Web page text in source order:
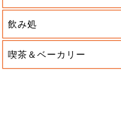
飲み処
喫茶＆ベーカリー